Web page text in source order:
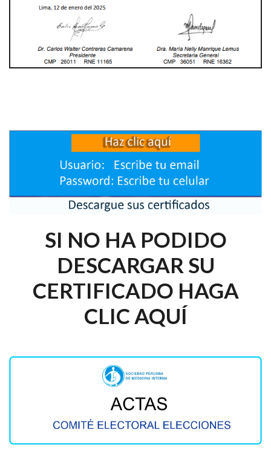
SI NO HA PODIDO
DESCARGAR SU
CERTIFICADO HAGA
CLIC AQUÍ